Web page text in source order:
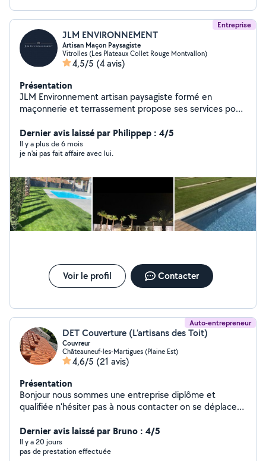
Entreprise
JLM ENVIRONNEMENT
Artisan Maçon Paysagiste
Vitrolles (Les Plateaux Collet Rouge Montvallon)
4,5/5 (4 avis)
Présentation
JLM Environnement artisan paysagiste formé en
maçonnerie et terrassement propose ses services pour
Dernier avis laissé par Philippep : 4/5
Il y a plus de 6 mois
je n'ai pas fait affaire avec lui.
Voir le profil Contacter
Auto-entrepreneur
DET Couverture (L’artisans des Toit)
Couvreur
Châteauneuf-les-Martigues (Plaine Est)
4,6/5 (21 avis)
Présentation
Bonjour nous sommes une entreprise diplôme et
qualifiée n'hésiter pas à nous contacter on se déplace
Devis GRATUIT Entreprise père & fils
Dernier avis laissé par Bruno : 4/5
Il y a 20 jours
pas de prestation effectuée